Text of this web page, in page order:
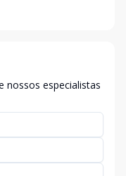
nossos especialistas